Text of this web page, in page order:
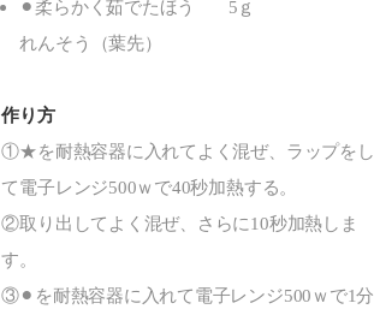
⚫︎柔らかく茹でたほう
れんそう（葉先）
5ｇ
作り方
①★を耐熱容器に入れてよく混ぜ、ラップをし
て電子レンジ500ｗで40秒加熱する。
②取り出してよく混ぜ、さらに10秒加熱しま
す。
③⚫︎を耐熱容器に入れて電子レンジ500ｗで1分